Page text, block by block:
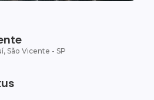
São Vicente - SP